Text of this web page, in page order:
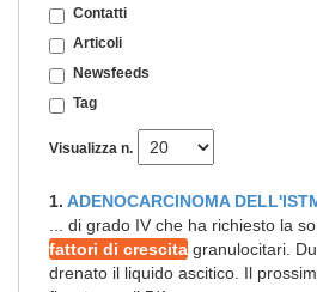
Contatti
Articoli
Newsfeeds
Tag
Visualizza n.
1. ADENOCARCINOMA
... di grado IV che ha richiesto la
fattori di crescita granulocitari.
drenato il liquido ascitico. Il